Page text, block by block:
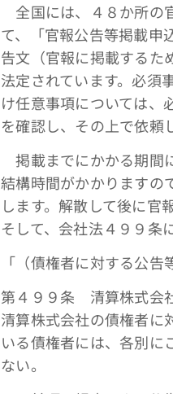
全国には、４８か所の
て、「官報公告等掲載申
告文（官報に掲載するた
法定されています。必須
け任意事項については、
を確認し、その上で依頼
掲載までにかかる期間
結構時間がかかりますの
します。解散して後に官
そして、会社法４９９条
「（債権者に対する公告
第４９９条 清算株式会
清算株式会社の債権者に
いる債権者には、各別に
ない。